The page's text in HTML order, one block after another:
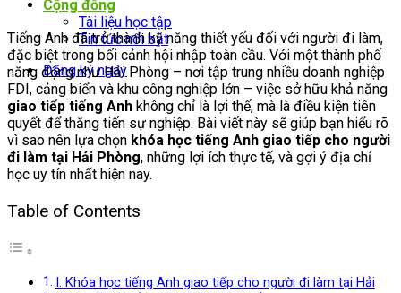
Cộng đồng
Tài liệu học tập
Tin tức nổi bật
Đăng ký ngay
Tiếng Anh đã trở thành kỹ năng thiết yếu đối với người đi làm,
đặc biệt trong bối cảnh hội nhập toàn cầu. Với một thành phố
năng động như Hải Phòng – nơi tập trung nhiều doanh nghiệp
FDI, cảng biển và khu công nghiệp lớn – việc sở hữu khả năng
giao tiếp tiếng Anh không chỉ là lợi thế, mà là điều kiện tiên
quyết để thăng tiến sự nghiệp. Bài viết này sẽ giúp bạn hiểu rõ
vì sao nên lựa chọn khóa học tiếng Anh giao tiếp cho người
đi làm tại Hải Phòng, những lợi ích thực tế, và gợi ý địa chỉ
học uy tín nhất hiện nay.
Table of Contents
I. Khóa học tiếng Anh giao tiếp cho người đi làm tại Hải